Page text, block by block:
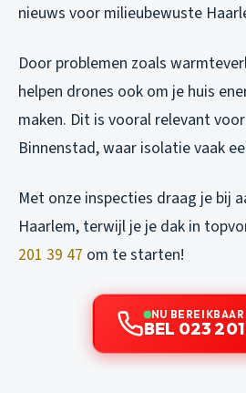
nieuws voor milieubewuste
Door problemen zoals
helpen drones ook om je huis
maken. Dit is vooral relevant
Binnenstad, waar isolatie vaak
Met onze inspecties draag je bij
Haarlem, terwijl je je dak in
201 39 47 om te starten!
NU BEREIKBAAR
BEL 023